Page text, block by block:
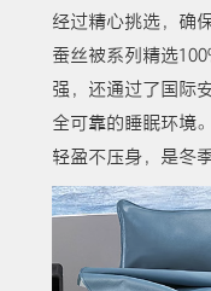
经过精心挑选，确
蚕丝被系列精选
强，还通过了国际
全可靠的睡眠环境
轻盈不压身，是冬